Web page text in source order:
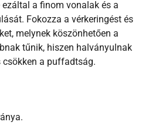
ezáltal a finom vonalak és a
Fokozza a vérkeringést és
melynek köszönhetően a
tűnik, hiszen halványulnak
a puffadtság.